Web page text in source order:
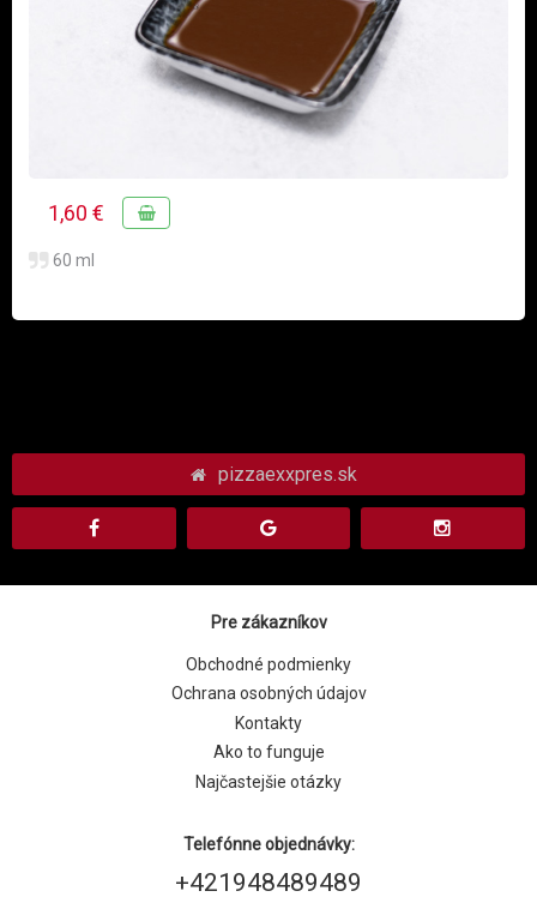
1,60 €
60 ml
pizzaexxpres.sk
Pre zákazníkov
Obchodné podmienky
Ochrana osobných údajov
Kontakty
Ako to funguje
Najčastejšie otázky
Telefónne objednávky:
+421948489489